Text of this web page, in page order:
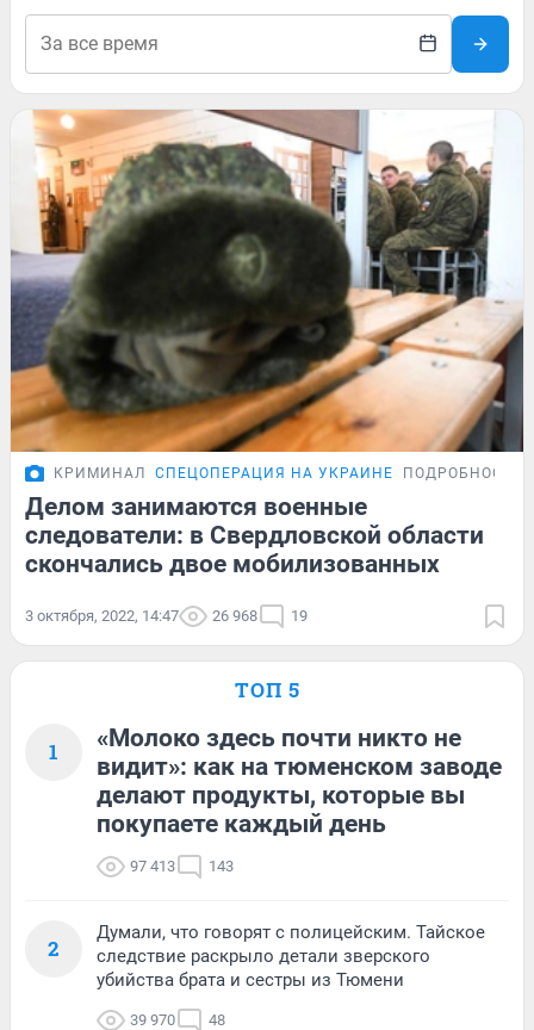
КРИМИНАЛ СПЕЦОПЕРАЦИЯ НА УКРАИНЕ ПОДРОБНОСТИ
Делом занимаются военные
следователи: в Свердловской области
скончались двое мобилизованных
3 октября, 2022, 14:47 26 968 19
ТОП 5
1
«Молоко здесь почти никто не
видит»: как на тюменском заводе
делают продукты, которые вы
покупаете каждый день
97 413 143
2
Думали, что говорят с полицейским. Тайское
следствие раскрыло детали зверского
убийства брата и сестры из Тюмени
39 970 48